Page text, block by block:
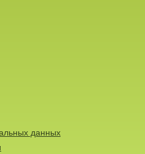
данных